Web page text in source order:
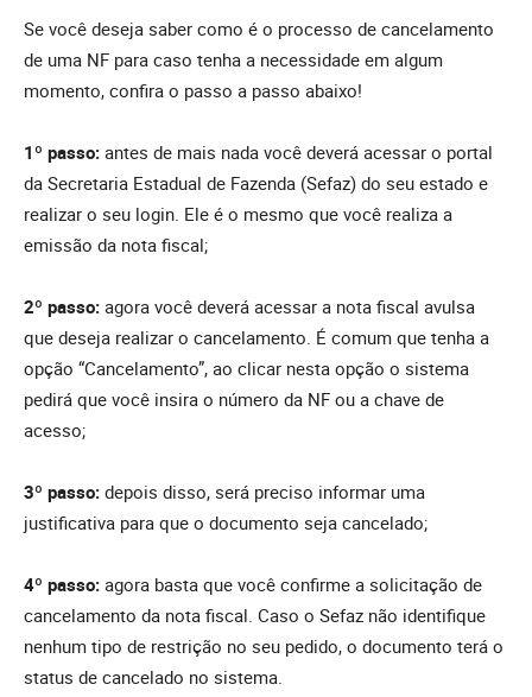
Se você deseja saber como é o processo de cancelamento
de uma NF para caso tenha a necessidade em algum
momento, confira o passo a passo abaixo!
1º passo: antes de mais nada você deverá acessar o portal
da Secretaria Estadual de Fazenda (Sefaz) do seu estado e
realizar o seu login. Ele é o mesmo que você realiza a
emissão da nota fiscal;
2º passo: agora você deverá acessar a nota fiscal avulsa
que deseja realizar o cancelamento. É comum que tenha a
opção “Cancelamento”, ao clicar nesta opção o sistema
pedirá que você insira o número da NF ou a chave de
acesso;
3º passo: depois disso, será preciso informar uma
justificativa para que o documento seja cancelado;
4º passo: agora basta que você confirme a solicitação de
cancelamento da nota fiscal. Caso o Sefaz não identifique
nenhum tipo de restrição no seu pedido, o documento terá o
status de cancelado no sistema.